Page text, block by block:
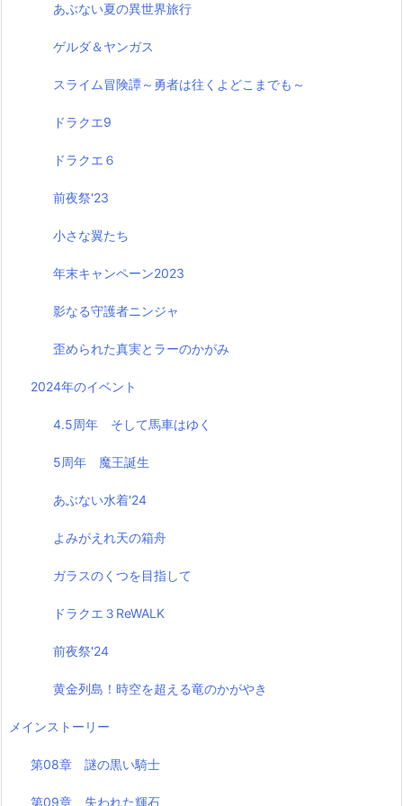
あぶない夏の異世界旅行
ゲルダ＆ヤンガス
スライム冒険譚～勇者は往くよどこまでも～
ドラクエ9
ドラクエ６
前夜祭'23
小さな翼たち
年末キャンペーン2023
影なる守護者ニンジャ
歪められた真実とラーのかがみ
2024年のイベント
4.5周年 そして馬車はゆく
5周年 魔王誕生
あぶない水着'24
よみがえれ天の箱舟
ガラスのくつを目指して
ドラクエ３ReWALK
前夜祭'24
黄金列島！時空を超える竜のかがやき
メインストーリー
第08章 謎の黒い騎士
第09章 失われた輝石